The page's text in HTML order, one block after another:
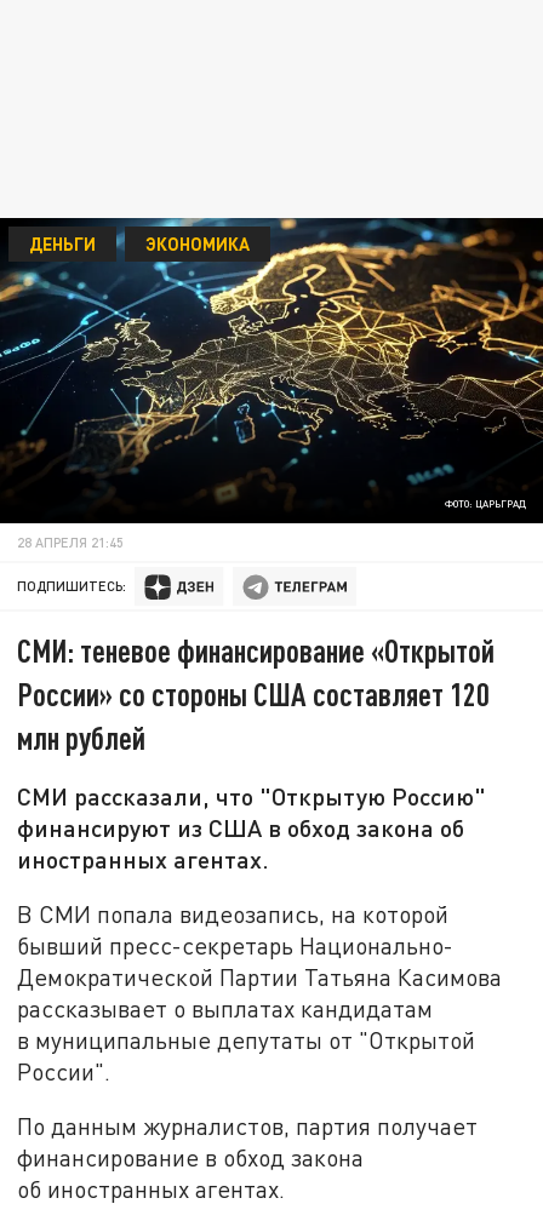
ФОТО: ЦАРЬГРАД
ДЕНЬГИ ЭКОНОМИКА
28 АПРЕЛЯ 21:45
ПОДПИШИТЕСЬ:
СМИ: теневое финансирование «Открытой
России» со стороны США составляет 120
млн рублей
СМИ рассказали, что "Открытую Россию"
финансируют из США в обход закона об
иностранных агентах.
В СМИ попала видеозапись, на которой
бывший пресс-секретарь Национально-
Демократической Партии Татьяна Касимова
рассказывает о выплатах кандидатам
в муниципальные депутаты от "Открытой
России".
По данным журналистов, партия получает
финансирование в обход закона
об иностранных агентах.